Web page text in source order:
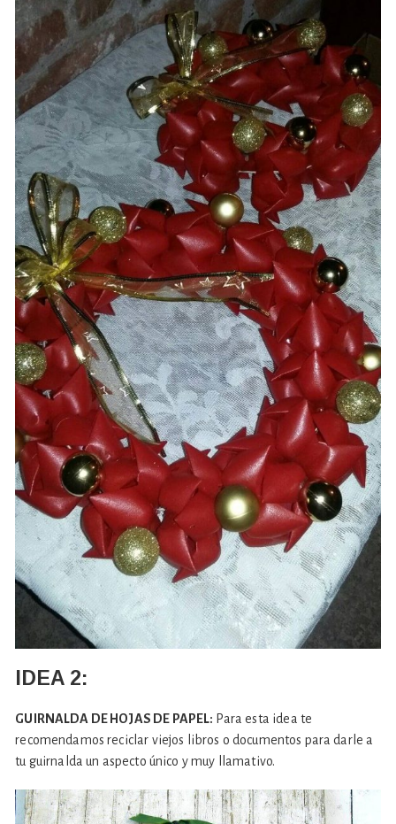
IDEA 2:
GUIRNALDA DE HOJAS DE PAPEL: Para esta idea te
recomendamos reciclar viejos libros o documentos para darle a
tu guirnalda un aspecto único y muy llamativo.